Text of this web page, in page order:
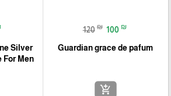
120 ₪ 100 ₪
Guardian grace de pafum
add_shopping_cart
Silver
For Men‏